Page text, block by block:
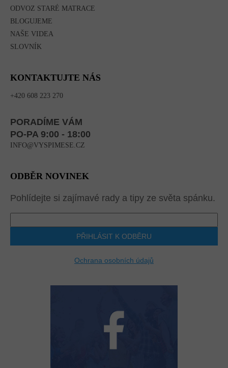
ODVOZ STARÉ MATRACE
BLOGUJEME
NAŠE VIDEA
SLOVNÍK
KONTAKTUJTE NÁS
+420 608 223 270
PORADÍME VÁM
PO-PA 9:00 - 18:00
INFO@VYSPIMESE.CZ
ODBĚR NOVINEK
Pohlídejte si zajímavé rady a tipy ze světa spánku.
PŘIHLÁSIT K ODBĚRU
Ochrana osobních údajů